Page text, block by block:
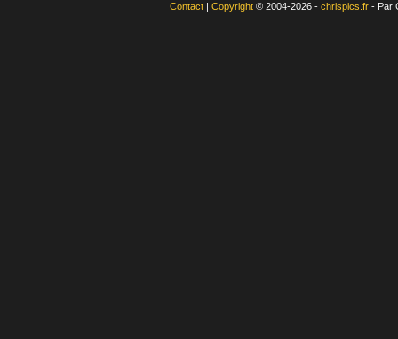
Contact Copyright © 2004-2026 - chrispics.fr - Par